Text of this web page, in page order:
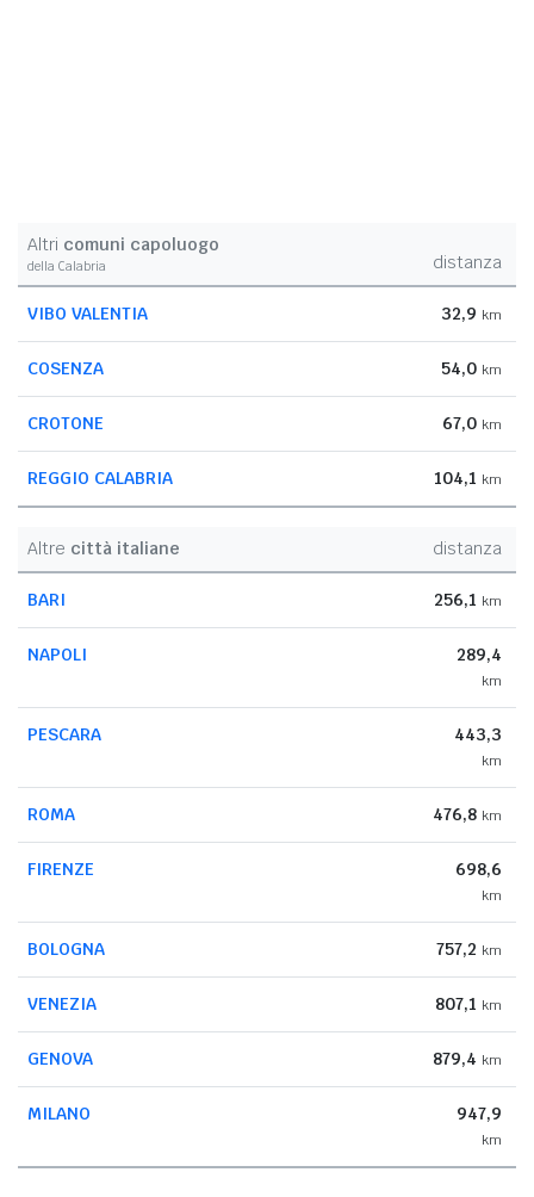
Altri comuni capoluogo
della Calabria distanza
VIBO VALENTIA 32,9 km
COSENZA 54,0 km
CROTONE 67,0 km
REGGIO CALABRIA 104,1 km
Altre città italiane distanza
BARI 256,1 km
NAPOLI 289,4
km
PESCARA 443,3
km
ROMA 476,8 km
FIRENZE 698,6
km
BOLOGNA 757,2 km
VENEZIA 807,1 km
GENOVA 879,4 km
MILANO 947,9
km